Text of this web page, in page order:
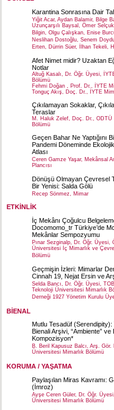
Karantina Sonrasına Dair
Yiğit Acar, Aydan Balamir, Bilge
Uzunçarşılı Baysal, Ömer
Bilgin, Olgu Çalışkan, Enise
Neslihan Dostoğlu, Senem
Erten, Dürrin Süer, İlhan Tekeli,
Afet Nimet midir? Uzaktan
Notlar
Altuğ Kasalı, Dr. Öğr. Üyesi,
Bölümü
Fehmi Doğan , Prof. Dr., İYTE
Tonguç Akış, Doç. Dr., İYTE
Çıkılamayan Sokaklar,
Teraslar
M. Haluk Zelef, Doç. Dr., ODTÜ
Bölümü
Geçen Bahar Ne Yaptığını
Pandemi Döneminde
Atlası
Ceren Gamze Yaşar, Mekânsal
Plancısı
Dönüşü Olmayan Çevresel
Bir Yenisi: Salda Gölü
Recep Sönmez, Mimar
ETKİNLİK
İç Mekânı Çoğulcu
Docomomo_tr Türkiye’de
Mekânlar Sempozyumu
Pınar Sezginalp, Dr. Öğr. Üyesi,
Üniversitesi İç Mimarlık ve Çevre
Bölümü
Geçmişin İzleri: Mimarlar
Cinnah 19, Nejat Ersin ve
Selda Bancı, Dr. Öğr. Üyesi,
Teknoloji Üniversitesi Mimarlık
Derneği 1927 Yönetim Kurulu
BİENAL
Mutlu Tesadüf (Serendipity):
Bienali Arşivi, “Ambiente” ve
Kompozisyon*
B. Beril Kapusuz Balcı, Arş. Gör.
Üniversitesi Mimarlık Bölümü
KORUMA / YAŞATMA
Paylaşılan Miras Kavramı:
(İmroz)
Ayşe Ceren Güler, Dr. Öğr.
Üniversitesi Mimarlık Bölümü